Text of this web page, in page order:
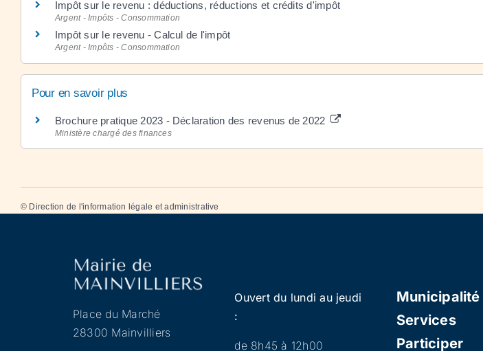
Impôt sur le revenu : déductions, réductions et crédits d'impôt
Argent - Impôts - Consommation
Impôt sur le revenu - Calcul de l'impôt
Argent - Impôts - Consommation
Pour en savoir plus
Brochure pratique 2023 - Déclaration des revenus de 2022
Ministère chargé des finances
© Direction de l'information légale et administrative
Place du Marché
28300 Mainvilliers
Ouvert du lundi au jeudi
:
de 8h45 à 12h00
Municipalité
Services
Participer